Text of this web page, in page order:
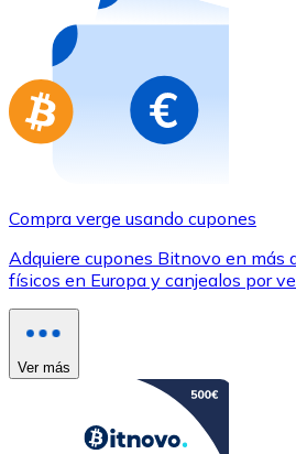
Compra tarjetas regalo de
Ir a la tienda de tarjetas regalo
Compra verge usando cupones
Adquiere cupones Bitnovo en más
físicos en Europa y canjealos por
Ver más